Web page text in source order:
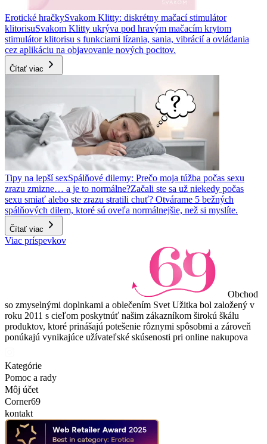
Erotické hračkySvakom Klitty: diskrétny mačací stimulátor
klitorisuSvakom Klitty ukrýva pod hravým mačacím krytom
stimulátor klitorisu s funkciami lízania, sania, vibrácií a ovládania
cez aplikáciu na objavovanie nových pocitov.
Čítať viac
Tipy na lepší sexSpálňové dilemy: Prečo moja túžba počas sexu
zrazu zmizne… a je to normálne?Začali ste sa už niekedy počas
sexu smiať alebo ste zrazu stratili chuť? Otvárame 5 bežných
spálňových dilem, ktoré sú oveľa normálnejšie, než si myslíte.
Čítať viac
Viac príspevkov
Obchod
so zmyselnými doplnkami a oblečením Svet Užitka bol založený v
roku 2011 s cieľom poskytnúť našim zákazníkom širokú škálu
produktov, ktoré prinášajú potešenie rôznymi spôsobmi a zároveň
ponúkajú vynikajúce užívateľské skúsenosti pri online nakupova
Kategórie
Pomoc a rady
Môj účet
Corner69
kontakt